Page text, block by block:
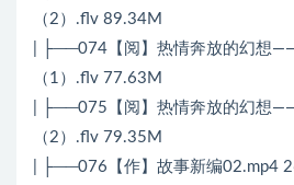
（2）.flv 89.34M
| ├──074【阅】热情奔放的幻想
（1）.flv 77.63M
| ├──075【阅】热情奔放的幻想
（2）.flv 79.35M
| ├──076【作】故事新编02.mp4